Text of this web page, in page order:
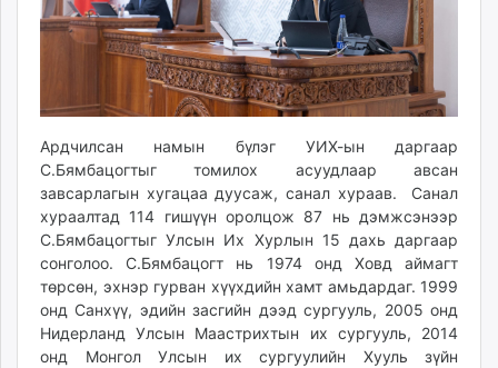
fact.mn
itoim.mn
times.mn
tvmongolia.mn
mass.mn
unegui.mn
assa.mn
toim.mn
tac.mn
paparazzi.mn
unread.today
Ардчилсан намын бүлэг УИХ-ын даргаар
С.Бямбацогтыг томилох асуудлаар авсан
завсарлагын хугацаа дуусаж, санал хураав. Санал
хураалтад 114 гишүүн оролцож 87 нь дэмжсэнээр
С.Бямбацогтыг Улсын Их Хурлын 15 дахь даргаар
сонголоо. С.Бямбацогт нь 1974 онд Ховд аймагт
төрсөн, эхнэр гурван хүүхдийн хамт амьдардаг. 1999
онд Санхүү, эдийн засгийн дээд сургууль, 2005 онд
Нидерланд Улсын Маастрихтын их сургууль, 2014
онд Монгол Улсын их сургуулийн Хууль зүйн